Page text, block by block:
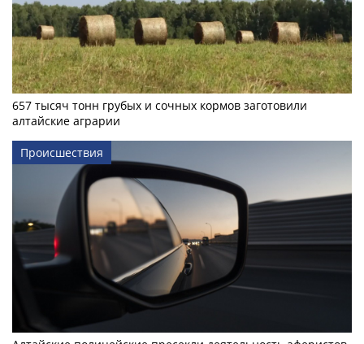
657 тысяч тонн грубых и сочных кормов заготовили
алтайские аграрии
Происшествия